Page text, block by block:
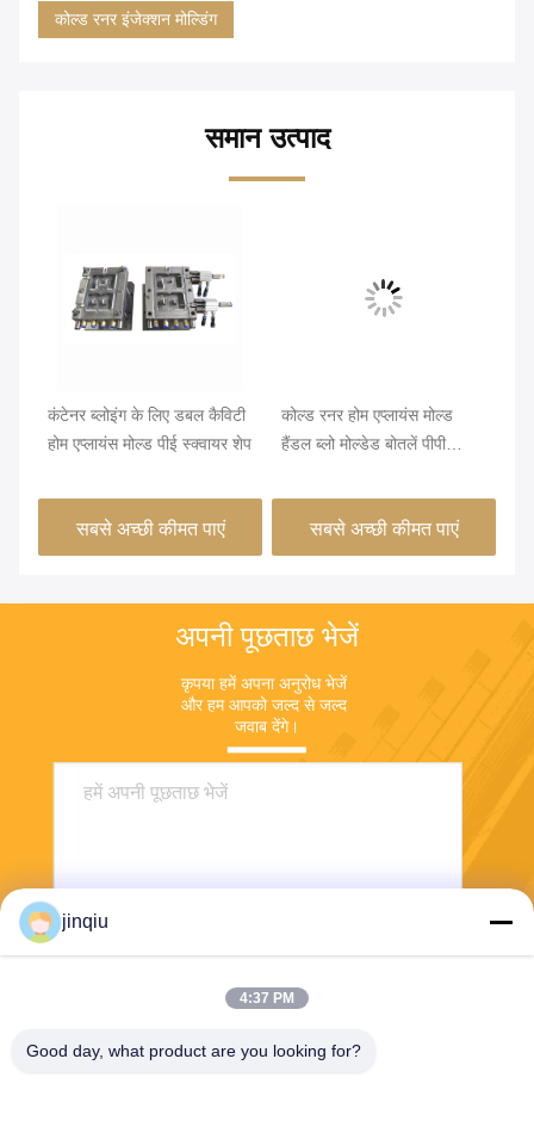
कोल्ड रनर इंजेक्शन मोल्डिंग
समान उत्पाद
कंटेनर ब्लोइंग के लिए डबल कैविटी
होम एप्लायंस मोल्ड पीई स्क्वायर शेप
सबसे अच्छी कीमत पाएं
कोल्ड रनर होम एप्लायंस मोल्ड
हैंडल ब्लो मोल्डेड बोतलें पीपी
सबसे अच्छी कीमत पाएं
अपनी पूछताछ भेजें
कृपया हमें अपना अनुरोध भेजें
और हम आपको जल्द से जल्द
जवाब देंगे।
jinqiu
4:37 PM
Good day, what product are you looking for?